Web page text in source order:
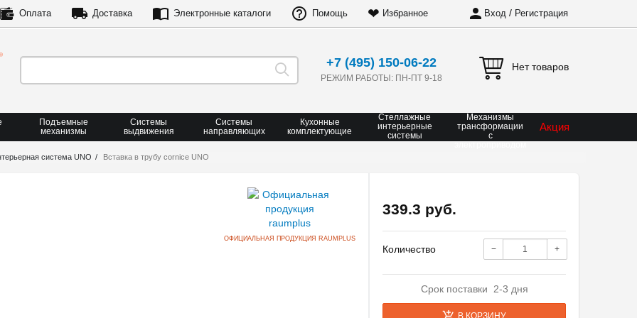
Оплата Доставка Электронные каталоги Помощь ❤ Избранное Вход / Регистрация
+7 (495) 150-06-22
РЕЖИМ РАБОТЫ: ПН-ПТ 9-18
Нет товаров
Подъемные
механизмы
Системы
выдвижения
Системы
направляющих
Кухонные
комплектующие
Стеллажные
интерьерные
системы
Механизмы
трансформации
с
Акция
система UNO Вставка в трубу cornice UNO
ОФИЦИАЛЬНАЯ ПРОДУКЦИЯ RAUMPLUS
339.3 руб.
Количество − +
Срок поставки 2-3 дня
В КОРЗИНУ